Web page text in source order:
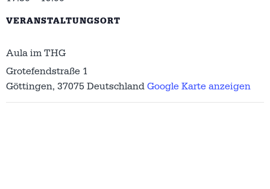
VERANSTALTUNGSORT
Aula im THG
Grotefendstraße 1
Göttingen, 37075 Deutschland Google Karte anzeigen